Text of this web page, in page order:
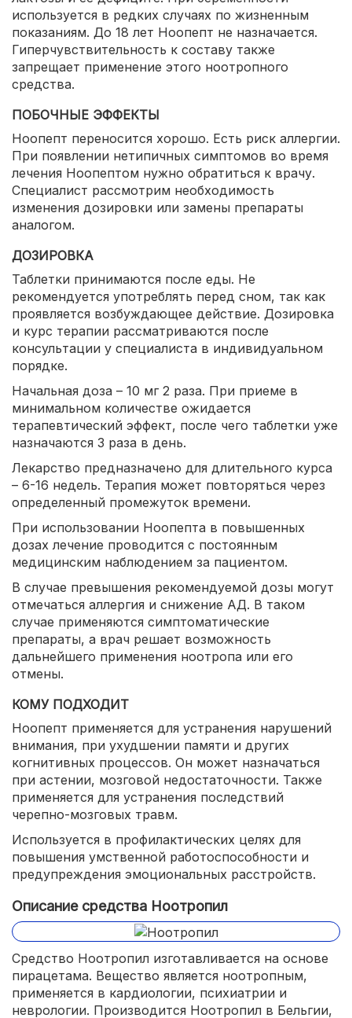
используется в редких случаях по жизненным
показаниям. До 18 лет Ноопепт не назначается.
Гиперчувствительность к составу также
запрещает применение этого ноотропного
средства.
ПОБОЧНЫЕ ЭФФЕКТЫ
Ноопепт переносится хорошо. Есть риск аллергии.
При появлении нетипичных симптомов во время
лечения Ноопептом нужно обратиться к врачу.
Специалист рассмотрим необходимость
изменения дозировки или замены препараты
аналогом.
ДОЗИРОВКА
Таблетки принимаются после еды. Не
рекомендуется употреблять перед сном, так как
проявляется возбуждающее действие. Дозировка
и курс терапии рассматриваются после
консультации у специалиста в индивидуальном
порядке.
Начальная доза – 10 мг 2 раза. При приеме в
минимальном количестве ожидается
терапевтический эффект, после чего таблетки уже
назначаются 3 раза в день.
Лекарство предназначено для длительного курса
– 6-16 недель. Терапия может повторяться через
определенный промежуток времени.
При использовании Ноопепта в повышенных
дозах лечение проводится с постоянным
медицинским наблюдением за пациентом.
В случае превышения рекомендуемой дозы могут
отмечаться аллергия и снижение АД. В таком
случае применяются симптоматические
препараты, а врач решает возможность
дальнейшего применения ноотропа или его
отмены.
КОМУ ПОДХОДИТ
Ноопепт применяется для устранения нарушений
внимания, при ухудшении памяти и других
когнитивных процессов. Он может назначаться
при астении, мозговой недостаточности. Также
применяется для устранения последствий
черепно-мозговых травм.
Используется в профилактических целях для
повышения умственной работоспособности и
предупреждения эмоциональных расстройств.
Описание средства Ноотропил
Средство Ноотропил изготавливается на основе
пирацетама. Вещество является ноотропным,
применяется в кардиологии, психиатрии и
неврологии. Производится Ноотропил в Бельгии,